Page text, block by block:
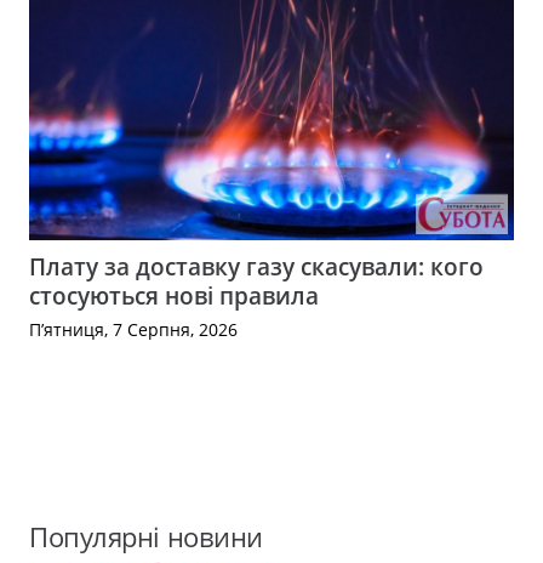
Плату за доставку газу скасували: кого
стосуються нові правила
П’ятниця, 7 Серпня, 2026
Популярні новини